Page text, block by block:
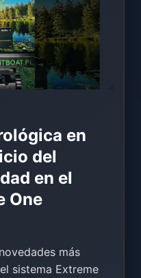
en
del
en el
One
más
sistema Extreme